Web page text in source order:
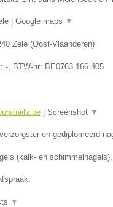
| Google maps ▼
Zele(Oost-Vlaanderen)
-, BTW-nr: BE0763 166 405
| Screenshot ▼
en gediplomeerd
(kalk- en
▼